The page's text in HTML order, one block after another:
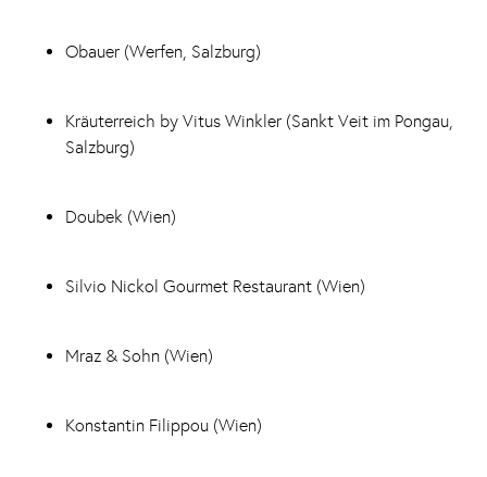
Obauer (Werfen, Salzburg)
Kräuterreich by Vitus Winkler (Sankt Veit im Pongau,
Salzburg)
Doubek (Wien)
Silvio Nickol Gourmet Restaurant (Wien)
Mraz & Sohn (Wien)
Konstantin Filippou (Wien)